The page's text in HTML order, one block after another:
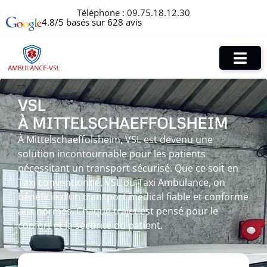
Téléphone : 09.75.18.12.30
4.8/5 basés sur 628 avis
VSL
À MITTELSCHAEFFOLSHEIM
À Mittelschaeffolsheim, VSL est devenu une
solution incontournable pour les patients
nécessitant un transport sécurisé. Que ce soit en
Taxi conventionné, VSL ou Taxi Ambulance, on
bénéficie d’un transport médical fiable et conforme
aux normes. Chaque trajet est pensé pour le
confort et la sécurité du patient.